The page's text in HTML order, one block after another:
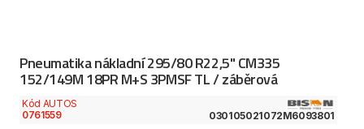
Pneumatika nákladní 295/80 R22,5" CM335
152/149M 18PR M+S 3PMSF TL / záběrová
Kód AUTOS
0761559
030105021072M6093801